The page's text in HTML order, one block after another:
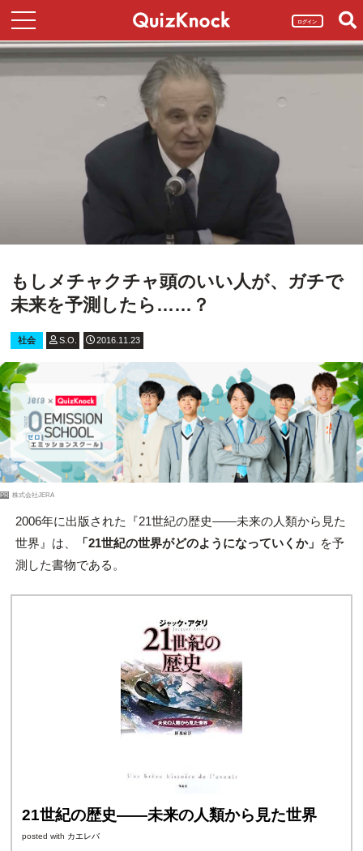
ログイン
もしメチャクチャ頭のいい人が、ガチで
未来を予測したら……？
社会 S.O. 2016.11.23
PR 株式会社JERA
2006年に出版された『21世紀の歴史――未来の人類から見た
世界』は、
「21世紀の世界がどのようになっていくか」 を予
測した書物である。
21世紀の歴史――未来の人類から見た世界
posted with カエレバ